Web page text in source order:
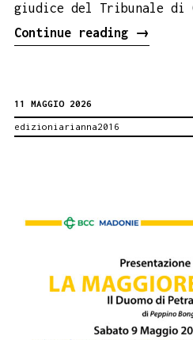
giudice del Tribunale di
Continue reading
Pippo
→
11 MAGGIO 2026
edizioniarianna2016